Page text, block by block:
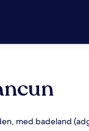
med badeland